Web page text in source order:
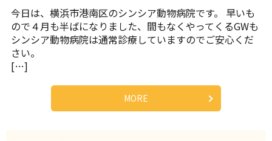
今日は、横浜市港南区のシンシア動物病院です。 早いも
ので４月も半ばになりました、間もなくやってくるGWも
シンシア動物病院は通常診療していますのでご安心くだ
さい。
[…]
MORE